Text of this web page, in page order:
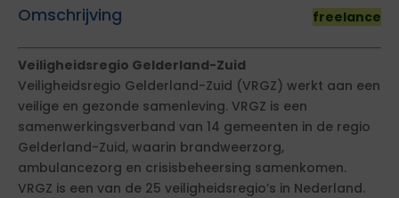
Omschrijving freelance
Veiligheidsregio Gelderland-Zuid
Veiligheidsregio Gelderland-Zuid (VRGZ) werkt aan een
veilige en gezonde samenleving. VRGZ is een
samenwerkingsverband van 14 gemeenten in de regio
Gelderland-Zuid, waarin brandweerzorg,
ambulancezorg en crisisbeheersing samenkomen.
VRGZ is een van de 25 veiligheidsregio’s in Nederland.